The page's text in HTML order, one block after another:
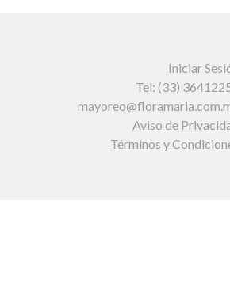
Iniciar
Tel: (33)
Aviso de
Términos y